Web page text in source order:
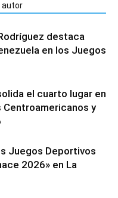
autor
destaca
en los Juegos
el cuarto lugar en
Centroamericanos y
Juegos Deportivos
2026» en La